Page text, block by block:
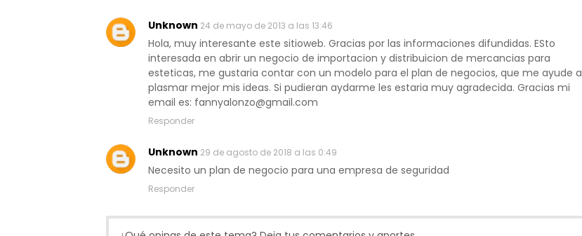
Unknown 24 de mayo de 2013 a las 13:46
Hola, muy interesante este sitioweb. Gracias por las informaciones difundidas. ESto
interesada en abrir un negocio de importacion y distribuicion de mercancias para
esteticas, me gustaria contar con un modelo para el plan de negocios, que me ayude a
plasmar mejor mis ideas. Si pudieran aydarme les estaria muy agradecida. Gracias mi
email es: fannyalonzo@gmail.com
Responder
Unknown 29 de agosto de 2018 a las 0:49
Necesito un plan de negocio para una empresa de seguridad
Responder